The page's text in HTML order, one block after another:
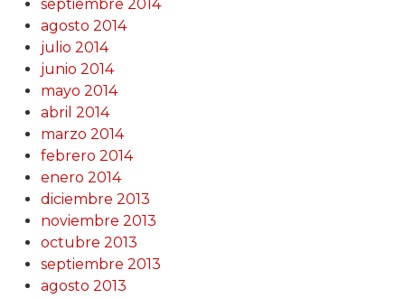
septiembre 2014
agosto 2014
julio 2014
junio 2014
mayo 2014
abril 2014
marzo 2014
febrero 2014
enero 2014
diciembre 2013
noviembre 2013
octubre 2013
septiembre 2013
agosto 2013